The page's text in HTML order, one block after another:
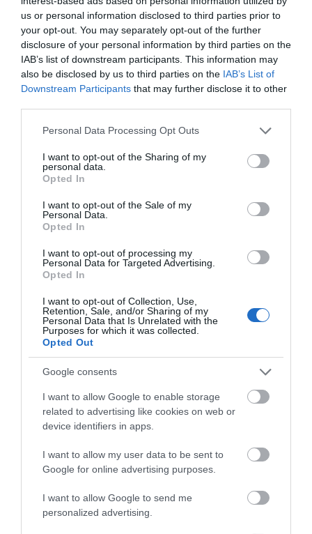
us or personal information disclosed to third parties prior to
your opt-out. You may separately opt-out of the further
disclosure of your personal information by third parties on the
IAB’s list of downstream participants. This information may
also be disclosed by us to third parties on the IAB’s List of
Downstream Participants that may further disclose it to other
Please note that this website/app uses one or more Google
not limited to your visit or usage behaviour. You may click to
grant or deny consent to Google and its third-party tags to
use your data for below specified purposes in below Google
consent section.
Personal Data Processing Opt Outs
I want to opt-out of the Sharing of my
personal data.
Opted In
I want to opt-out of the Sale of my
Personal Data.
Opted In
I want to opt-out of processing my
Personal Data for Targeted Advertising.
Opted In
I want to opt-out of Collection, Use,
Retention, Sale, and/or Sharing of my
Personal Data that Is Unrelated with the
Purposes for which it was collected.
Opted Out
Google consents
I want to allow Google to enable storage
related to advertising like cookies on web or
device identifiers in apps.
I want to allow my user data to be sent to
Google for online advertising purposes.
I want to allow Google to send me
personalized advertising.
Tετραγωνικά μέτρα: 0m Συνολική τιμή: 0 €
ΧΑΡΑΚΤΗΡΙΣΤΙΚΆ
ΕΠΙΚΟΙΝΩΝΊΑ
Μια πινελιά πολυτέλειας στο σπίτι σας
Τα μοντέρνα γεωμετρικά σχέδια του χαλιού Jade,
προσφέρουν μια μοναδική αίσθηση κίνησης και
ζωντάνιας, ενώ οι ουδέτερες αποχρώσεις του δένουν
αρμονικά με κάθε διακόσμηση. Με γυαλιστερό νήμα
που αιχμαλωτίζει το φως και αναδεικνύει τα
μοντέρνα του σχέδια καθιστά το χαλί Jade ένα
αληθινό έργο τέχνης για το δάπεδο σας
Η πυκνή πλέξη του εξασφαλίζει αντοχή και
πολυτέλεια, ενώ η ευελιξία των custom διαστάσεων
το καθιστά ιδανικό για τραπεζαρίες, σαλόνια και